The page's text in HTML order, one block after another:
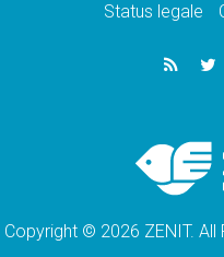
Status legale
Copyright © 2026 ZENIT.